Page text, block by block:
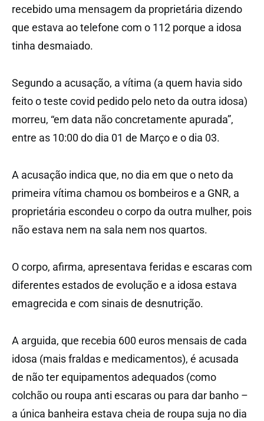
recebido uma mensagem da proprietária dizendo
que estava ao telefone com o 112 porque a idosa
tinha desmaiado.
Segundo a acusação, a vítima (a quem havia sido
feito o teste covid pedido pelo neto da outra idosa)
morreu, “em data não concretamente apurada”,
entre as 10:00 do dia 01 de Março e o dia 03.
A acusação indica que, no dia em que o neto da
primeira vítima chamou os bombeiros e a GNR, a
proprietária escondeu o corpo da outra mulher, pois
não estava nem na sala nem nos quartos.
O corpo, afirma, apresentava feridas e escaras com
diferentes estados de evolução e a idosa estava
emagrecida e com sinais de desnutrição.
A arguida, que recebia 600 euros mensais de cada
idosa (mais fraldas e medicamentos), é acusada
de não ter equipamentos adequados (como
colchão ou roupa anti escaras ou para dar banho –
a única banheira estava cheia de roupa suja no dia